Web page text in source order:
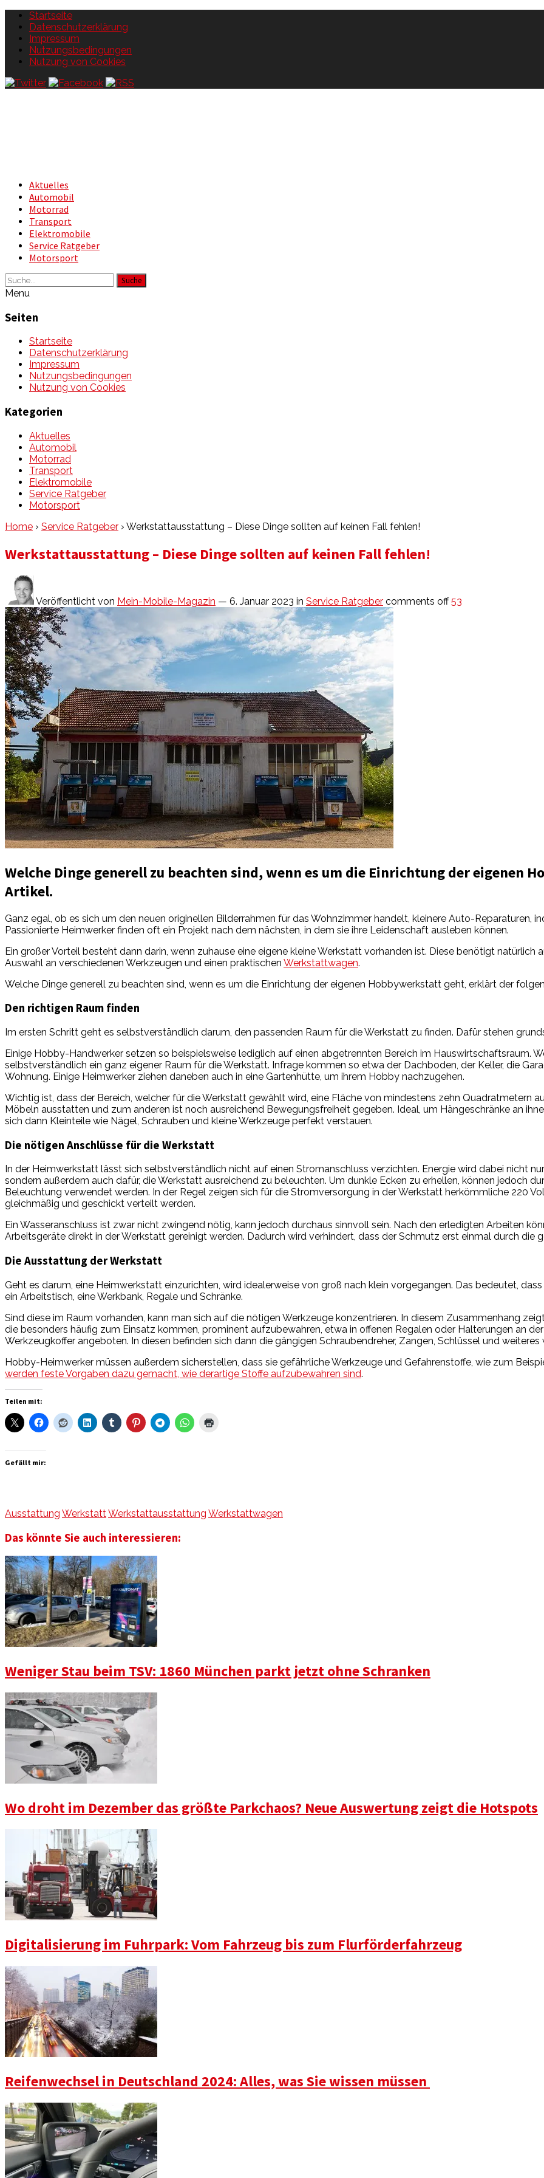
Startseite
Datenschutzerklärung
Impressum
Nutzungsbedingungen
Nutzung von Cookies
Aktuelles
Automobil
Motorrad
Transport
Elektromobile
Service Ratgeber
Motorsport
Suche
Menu
Seiten
Startseite
Datenschutzerklärung
Impressum
Nutzungsbedingungen
Nutzung von Cookies
Kategorien
Aktuelles
Automobil
Motorrad
Transport
Elektromobile
Service Ratgeber
Motorsport
Home › Service Ratgeber › Werkstattausstattung – Diese Dinge sollten auf keinen Fall fehlen!
Werkstattausstattung – Diese Dinge sollten auf keinen Fall fehlen!
Veröffentlicht von Mein-Mobile-Magazin — 6. Januar 2023 in Service Ratgeber comments off 53
Welche Dinge generell zu beachten sind, wenn es um die Einrichtung der
Artikel.
Ganz egal, ob es sich um den neuen originellen Bilderrahmen für das Wohnzimmer handelt, kleinere Auto-Reparaturen,
Passionierte Heimwerker finden oft ein Projekt nach dem nächsten, in dem sie ihre Leidenschaft ausleben können.
Ein großer Vorteil besteht dann darin, wenn zuhause eine eigene kleine Werkstatt vorhanden ist. Diese benötigt
Auswahl an verschiedenen Werkzeugen und einen praktischen Werkstattwagen.
Welche Dinge generell zu beachten sind, wenn es um die Einrichtung der eigenen Hobbywerkstatt geht, erklärt der
Den richtigen Raum finden
Im ersten Schritt geht es selbstverständlich darum, den passenden Raum für die Werkstatt zu finden. Dafür stehen
Einige Hobby-Handwerker setzen so beispielsweise lediglich auf einen abgetrennten Bereich im Hauswirtschaftsraum.
selbstverständlich ein ganz eigener Raum für die Werkstatt. Infrage kommen so etwa der Dachboden, der Keller, die
Wohnung. Einige Heimwerker ziehen daneben auch in eine Gartenhütte, um ihrem Hobby nachzugehen.
Wichtig ist, dass der Bereich, welcher für die Werkstatt gewählt wird, eine Fläche von mindestens zehn Quadratmetern
Möbeln ausstatten und zum anderen ist noch ausreichend Bewegungsfreiheit gegeben. Ideal, um Hängeschränke an
sich dann Kleinteile wie Nägel, Schrauben und kleine Werkzeuge perfekt verstauen.
Die nötigen Anschlüsse für die Werkstatt
In der Heimwerkstatt lässt sich selbstverständlich nicht auf einen Stromanschluss verzichten. Energie wird dabei nicht
sondern außerdem auch dafür, die Werkstatt ausreichend zu beleuchten. Um dunkle Ecken zu erhellen, können jedoch
Beleuchtung verwendet werden. In der Regel zeigen sich für die Stromversorgung in der Werkstatt herkömmliche 220
gleichmäßig und geschickt verteilt werden.
Ein Wasseranschluss ist zwar nicht zwingend nötig, kann jedoch durchaus sinnvoll sein. Nach den erledigten Arbeiten
Arbeitsgeräte direkt in der Werkstatt gereinigt werden. Dadurch wird verhindert, dass der Schmutz erst einmal durch die
Die Ausstattung der Werkstatt
Geht es darum, eine Heimwerkstatt einzurichten, wird idealerweise von groß nach klein vorgegangen. Das bedeutet,
ein Arbeitstisch, eine Werkbank, Regale und Schränke.
Sind diese im Raum vorhanden, kann man sich auf die nötigen Werkzeuge konzentrieren. In diesem Zusammenhang
die besonders häufig zum Einsatz kommen, prominent aufzubewahren, etwa in offenen Regalen oder Halterungen an
Werkzeugkoffer angeboten. In diesen befinden sich dann die gängigen Schraubendreher, Zangen, Schlüssel und
Hobby-Heimwerker müssen außerdem sicherstellen, dass sie gefährliche Werkzeuge und Gefahrenstoffe, wie zum
werden feste Vorgaben dazu gemacht, wie derartige Stoffe aufzubewahren sind.
Teilen mit:
Gefällt mir:
Ausstattung WerkstattWerkstattausstattung Werkstattwagen
Das könnte Sie auch interessieren:
Weniger Stau beim TSV: 1860 München parkt jetzt ohne Schranken
Wo droht im Dezember das größte Parkchaos? Neue Auswertung zeigt die Hotspots
Digitalisierung im Fuhrpark: Vom Fahrzeug bis zum Flurförderfahrzeug
Reifenwechsel in Deutschland 2024: Alles, was Sie wissen müssen